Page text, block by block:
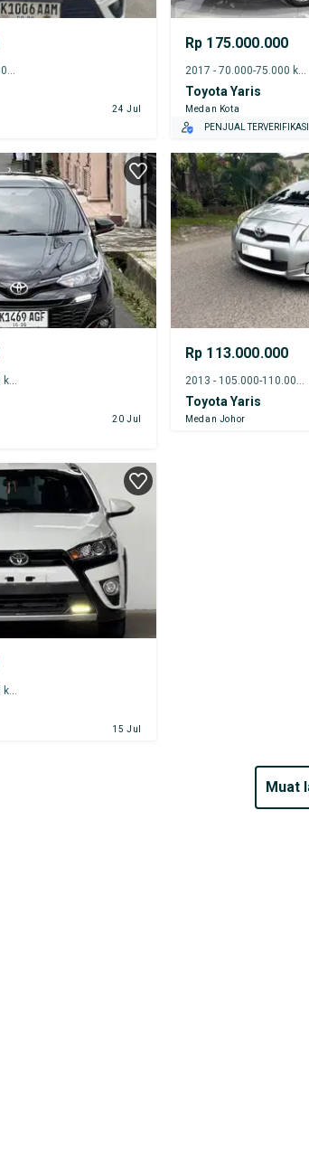
2016 - 110.000-115.000 km
24 Jul
Rp 175.000.000
2017 - 70.000-75.000 km
Toyota Yaris
Medan Kota
PENJUAL TERVERIFIKASI
20 Jul
Rp 113.000.000
Toyota Yaris
Medan Johor
15 Jul